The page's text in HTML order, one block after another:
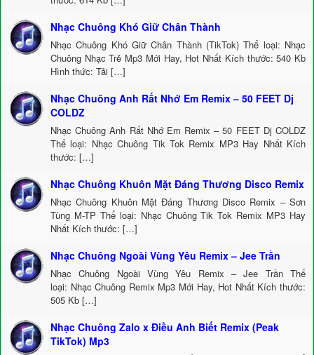
Nhạc Chuông Khó Giữ Chân Thành
Nhạc Chuông Khó Giữ Chân Thành (TikTok) Thể loại: Nhạc
Chuông Nhạc Trẻ Mp3 Mới Hay, Hot Nhất Kích thước: 540 Kb
Hình thức: Tải […]
Nhạc Chuông Anh Rất Nhớ Em Remix – 50 FEET Dj
COLDZ
Nhạc Chuông Anh Rất Nhớ Em Remix – 50 FEET Dj COLDZ
Thể loại: Nhạc Chuông Tik Tok Remix MP3 Hay Nhất Kích
thước: […]
Nhạc Chuông Khuôn Mặt Đáng Thương Disco Remix
Nhạc Chuông Khuôn Mặt Đáng Thương Disco Remix – Sơn
Tùng M-TP Thể loại: Nhạc Chuông Tik Tok Remix MP3 Hay
Nhất Kích thước: […]
Nhạc Chuông Ngoài Vùng Yêu Remix – Jee Trần
Nhạc Chuông Ngoài Vùng Yêu Remix – Jee Trần Thể
loại: Nhạc Chuông Remix Mp3 Mới Hay, Hot Nhất Kích thước:
505 Kb […]
Nhạc Chuông Zalo x Điều Anh Biết Remix (Peak
TikTok) Mp3